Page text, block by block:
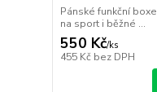
Pánské funkční
na sport i běžné ...
550 Kč/ks
455 Kč bez DPH